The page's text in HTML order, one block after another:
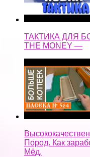
ТАКТИКА ДЛЯ
THE MONEY —
Пород. Как
Мёд.